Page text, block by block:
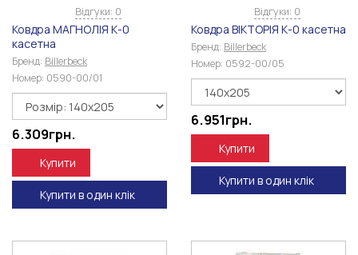
Відгуки: 0
Ковдра МАГНОЛІЯ К-0
касетна
Бренд: Billerbeck
Номер: 0590-00/01
6.309грн.
Купити
Купити в один клік
Відгуки: 0
Ковдра ВІКТОРІЯ К-0 касетна
Бренд: Billerbeck
Номер: 0592-00/05
6.951грн.
Купити
Купити в один клік